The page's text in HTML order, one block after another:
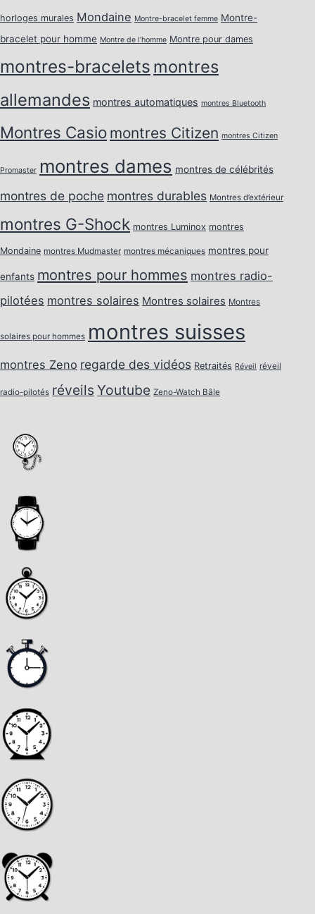
horloges murales Mondaine Montre-bracelet femme Montre-
bracelet pour homme Montre de l’homme Montre pour dames
montres-bracelets montres
allemandes montres automatiques montres Bluetooth
Montres Casio montres Citizen montres Citizen
Promaster montres dames montres de célébrités
montres de poche montres durables Montres d’extérieur
montres G-Shock montres Luminox montres
Mondaine montres Mudmaster montres mécaniques montres pour
enfants montres pour hommes montres radio-
pilotées montres solaires Montres solaires Montres
solaires pour hommes montres suisses
montres Zeno regarde des vidéos Retraités Réveil réveil
radio-pilotés réveils Youtube Zeno-Watch Bâle